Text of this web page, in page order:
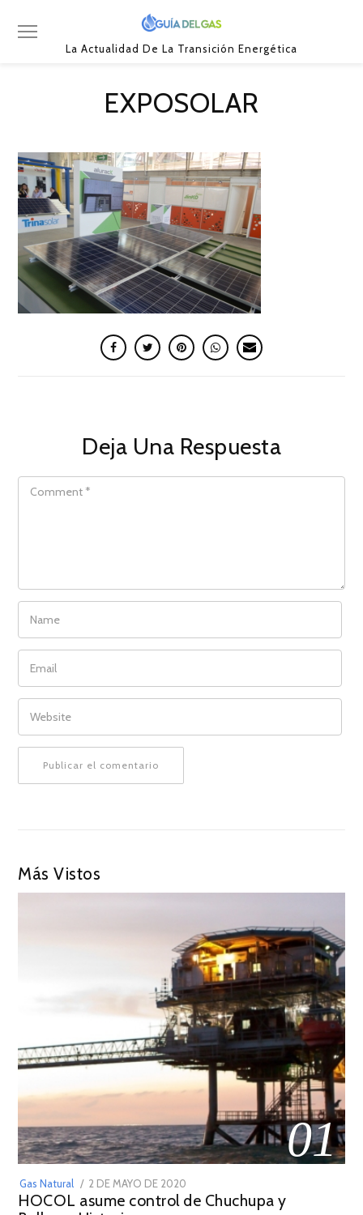
La Actualidad De La Transición Energética
EXPOSOLAR
Deja Una Respuesta
COMMENT
NAME
EMAIL
WEBSITE
Más Vistos
01
Gas Natural
POSTED
ON
2 DE MAYO DE 2020
DE
HOCOL asume control de Chuchupa y